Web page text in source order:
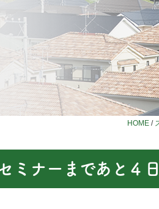
HOME /
ミナーまであと４